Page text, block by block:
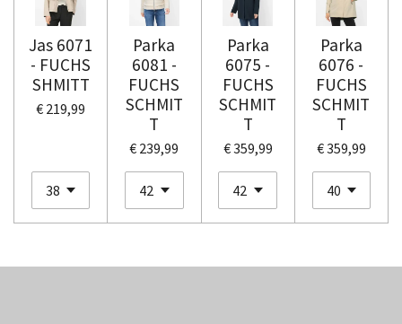
Jas 6071
- FUCHS
SHMITT
€ 219,99
Parka
6081 -
FUCHS
SCHMIT
T
€ 239,99
Parka
6075 -
FUCHS
SCHMIT
T
€ 359,99
Parka
6076 -
FUCHS
SCHMIT
T
€ 359,99